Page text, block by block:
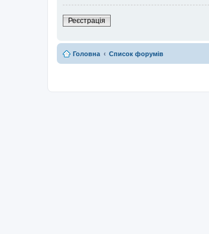
Реєстрація
Головна Список форумів